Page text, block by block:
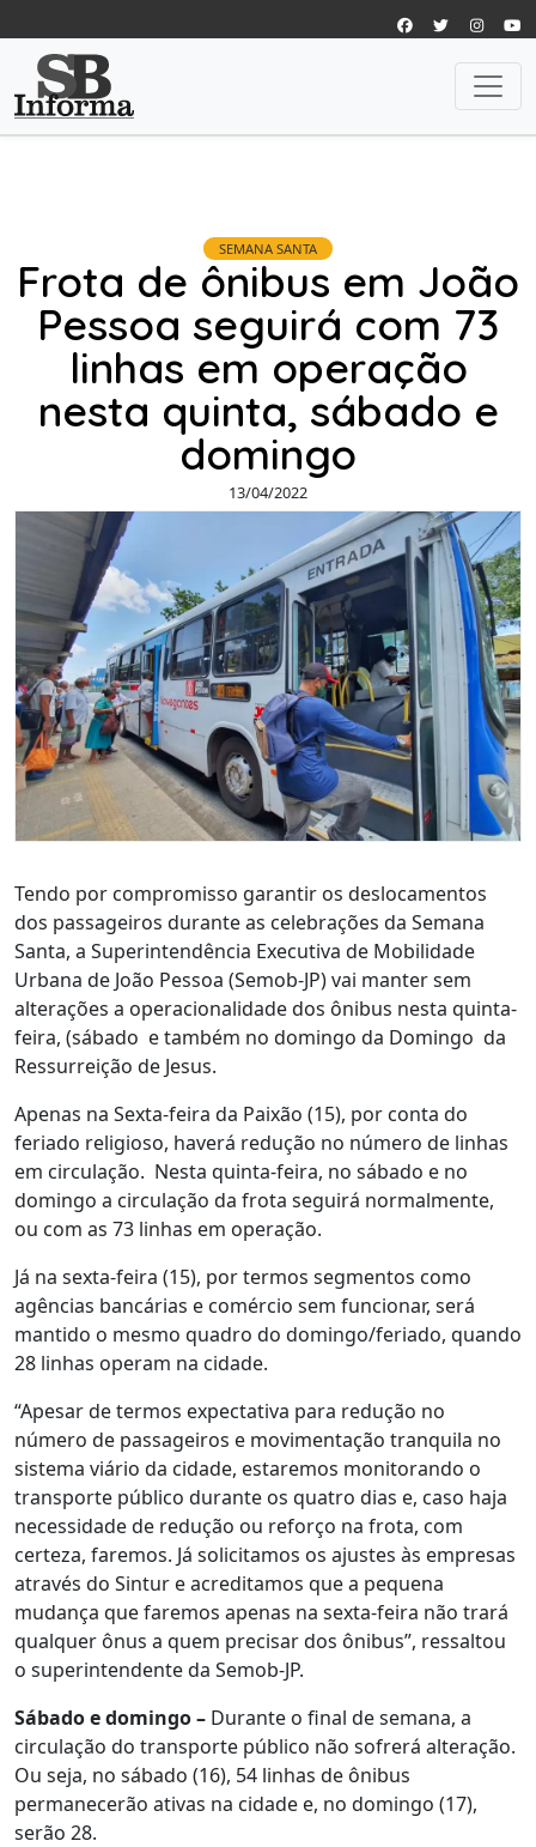
SEMANA SANTA
Frota de ônibus em João
Pessoa seguirá com 73
linhas em operação
nesta quinta, sábado e
domingo
13/04/2022
Tendo por compromisso garantir os deslocamentos
dos passageiros durante as celebrações da Semana
Santa, a Superintendência Executiva de Mobilidade
Urbana de João Pessoa (Semob-JP) vai manter sem
alterações a operacionalidade dos ônibus nesta quinta-
feira, (sábado e também no domingo da Domingo da
Ressurreição de Jesus.
Apenas na Sexta-feira da Paixão (15), por conta do
feriado religioso, haverá redução no número de linhas
em circulação. Nesta quinta-feira, no sábado e no
domingo a circulação da frota seguirá normalmente,
ou com as 73 linhas em operação.
Já na sexta-feira (15), por termos segmentos como
agências bancárias e comércio sem funcionar, será
mantido o mesmo quadro do domingo/feriado, quando
28 linhas operam na cidade.
“Apesar de termos expectativa para redução no
número de passageiros e movimentação tranquila no
sistema viário da cidade, estaremos monitorando o
transporte público durante os quatro dias e, caso haja
necessidade de redução ou reforço na frota, com
certeza, faremos. Já solicitamos os ajustes às empresas
através do Sintur e acreditamos que a pequena
mudança que faremos apenas na sexta-feira não trará
qualquer ônus a quem precisar dos ônibus”, ressaltou
o superintendente da Semob-JP.
Sábado e domingo – Durante o final de semana, a
circulação do transporte público não sofrerá alteração.
Ou seja, no sábado (16), 54 linhas de ônibus
permanecerão ativas na cidade e, no domingo (17),
serão 28.